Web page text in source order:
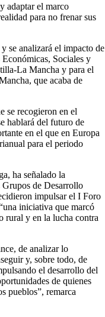
adaptar el marco
para no frenar sus
se analizará el impacto de
Sociales y
La Mancha y para el
que acaba de
se recogieron en el
hablará del futuro de
en el que en Europa
para el periodo
ha señalado la
Grupos de Desarrollo
impulsar el I Foro
iniciativa que marcó
rural y en la lucha contra
de analizar lo
y, sobre todo, de
el desarrollo del
de quienes
pueblos”, remarca